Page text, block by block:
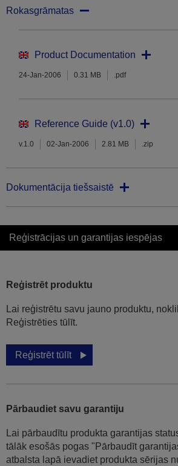
Rokasgrāmatas
Product Documentation
24-Jan-2006 0.31 MB .pdf
Reference Guide (v1.0)
v.1.0 02-Jan-2006 2.81 MB .zip
Dokumentācija tiešsaistē
Reģistrācijas un garantijas iespējas
Reģistrēt produktu
Lai reģistrētu savu jauno produktu,
Reģistrēties tūlīt.
Reģistrēt tūlīt
Pārbaudiet savu garantiju
Lai pārbaudītu produkta garantijas
tālāk esošās pogas "Pārbaudīt
atbalsta lapā ievadiet produkta sērijas